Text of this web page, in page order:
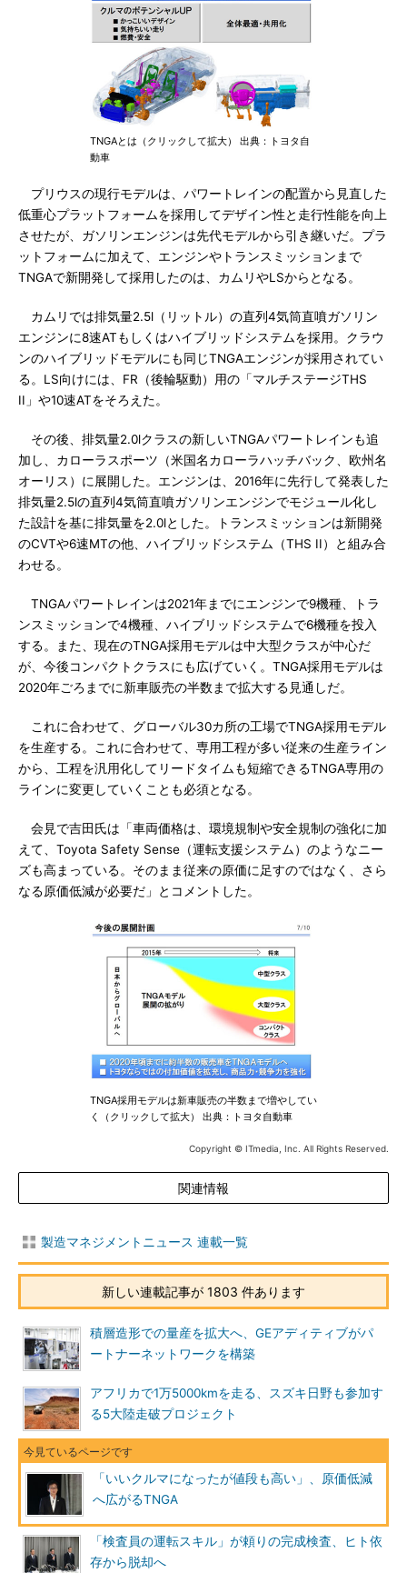
TNGAとは（クリックして拡大） 出典：トヨタ自
動車
プリウスの現行モデルは、パワートレインの配置から見直した
低重心プラットフォームを採用してデザイン性と走行性能を向上
させたが、ガソリンエンジンは先代モデルから引き継いだ。プラ
ットフォームに加えて、エンジンやトランスミッションまで
TNGAで新開発して採用したのは、カムリやLSからとなる。
カムリでは排気量2.5l（リットル）の直列4気筒直噴ガソリン
エンジンに8速ATもしくはハイブリッドシステムを採用。クラウ
ンのハイブリッドモデルにも同じTNGAエンジンが採用されてい
る。LS向けには、FR（後輪駆動）用の「マルチステージTHS
II」や10速ATをそろえた。
その後、排気量2.0lクラスの新しいTNGAパワートレインも追
加し、カローラスポーツ（米国名カローラハッチバック、欧州名
オーリス）に展開した。エンジンは、2016年に先行して発表した
排気量2.5lの直列4気筒直噴ガソリンエンジンでモジュール化し
た設計を基に排気量を2.0lとした。トランスミッションは新開発
のCVTや6速MTの他、ハイブリッドシステム（THS II）と組み合
わせる。
TNGAパワートレインは2021年までにエンジンで9機種、トラ
ンスミッションで4機種、ハイブリッドシステムで6機種を投入
する。また、現在のTNGA採用モデルは中大型クラスが中心だ
が、今後コンパクトクラスにも広げていく。TNGA採用モデルは
2020年ごろまでに新車販売の半数まで拡大する見通しだ。
これに合わせて、グローバル30カ所の工場でTNGA採用モデル
を生産する。これに合わせて、専用工程が多い従来の生産ライン
から、工程を汎用化してリードタイムも短縮できるTNGA専用の
ラインに変更していくことも必須となる。
会見で吉田氏は「車両価格は、環境規制や安全規制の強化に加
えて、Toyota Safety Sense（運転支援システム）のようなニー
ズも高まっている。そのまま従来の原価に足すのではなく、さら
なる原価低減が必要だ」とコメントした。
TNGA採用モデルは新車販売の半数まで増やしてい
く（クリックして拡大） 出典：トヨタ自動車
Copyright © ITmedia, Inc. All Rights Reserved.
関連情報
製造マネジメントニュース 連載一覧
新しい連載記事が 1803 件あります
積層造形での量産を拡大へ、GEアディティブがパ
ートナーネットワークを構築
アフリカで1万5000kmを走る、スズキ日野も参加す
る5大陸走破プロジェクト
「いいクルマになったが値段も高い」、原価低減
へ広がるTNGA
「検査員の運転スキル」が頼りの完成検査、ヒト依
存から脱却へ